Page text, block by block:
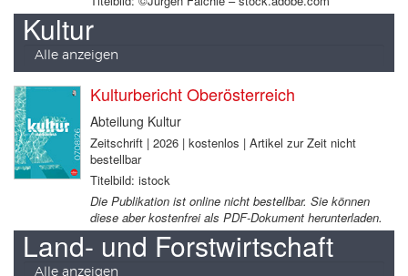
Kultur
Alle anzeigen
Kulturbericht Oberösterreich
Abteilung Kultur
Zeitschrift | 2026 | kostenlos | Artikel zur Zeit nicht
bestellbar
Titelbild: istock
Die Publikation ist online nicht bestellbar. Sie können
diese aber kostenfrei als PDF-Dokument herunterladen.
Land- und Forstwirtschaft
Alle anzeigen